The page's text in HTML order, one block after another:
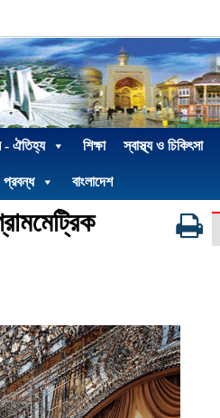
- ঐতিহ্য শিক্ষা স্বাস্থ্য ও চিকিৎসা
প্রবন্ধ বাংলাদেশ